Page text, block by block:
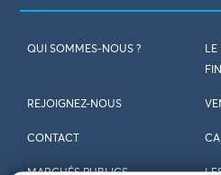
QUI SOMMES-NOUS ?
LE
REJOIGNEZ-NOUS
CONTACT